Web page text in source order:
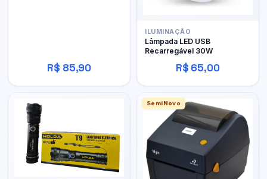
R$ 85,90
ILUMINAÇÃO
Lâmpada LED USB
Recarregável 30W
R$ 65,00
SemiNovo